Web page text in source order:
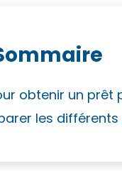
obtenir un prêt
les différents